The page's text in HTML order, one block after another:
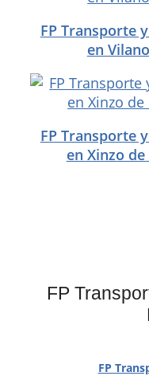
FP Transporte
en
FP Transporte
en Xinzo
FP
FP